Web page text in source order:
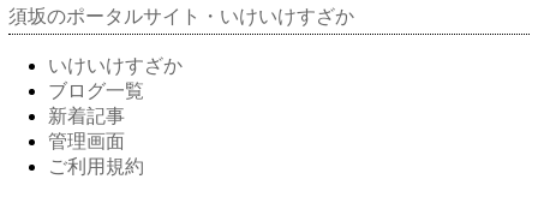
須坂のポータルサイト・いけいけすざか
いけいけすざか
ブログ一覧
新着記事
管理画面
ご利用規約